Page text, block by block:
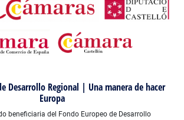
Desarrollo Regional | Una manera de hacer
Europa
beneficiaria del Fondo Europeo de Desarrollo